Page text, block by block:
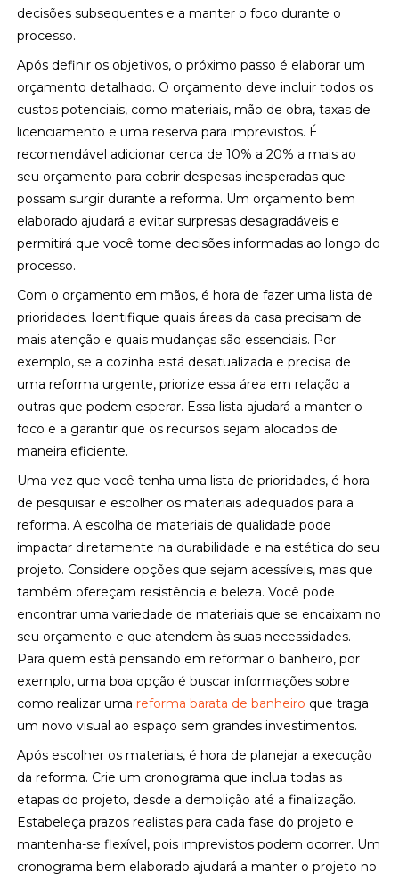
decisões subsequentes e a manter o foco durante o
processo.
Após definir os objetivos, o próximo passo é elaborar um
orçamento detalhado. O orçamento deve incluir todos os
custos potenciais, como materiais, mão de obra, taxas de
licenciamento e uma reserva para imprevistos. É
recomendável adicionar cerca de 10% a 20% a mais ao
seu orçamento para cobrir despesas inesperadas que
possam surgir durante a reforma. Um orçamento bem
elaborado ajudará a evitar surpresas desagradáveis e
permitirá que você tome decisões informadas ao longo do
processo.
Com o orçamento em mãos, é hora de fazer uma lista de
prioridades. Identifique quais áreas da casa precisam de
mais atenção e quais mudanças são essenciais. Por
exemplo, se a cozinha está desatualizada e precisa de
uma reforma urgente, priorize essa área em relação a
outras que podem esperar. Essa lista ajudará a manter o
foco e a garantir que os recursos sejam alocados de
maneira eficiente.
Uma vez que você tenha uma lista de prioridades, é hora
de pesquisar e escolher os materiais adequados para a
reforma. A escolha de materiais de qualidade pode
impactar diretamente na durabilidade e na estética do seu
projeto. Considere opções que sejam acessíveis, mas que
também ofereçam resistência e beleza. Você pode
encontrar uma variedade de materiais que se encaixam no
seu orçamento e que atendem às suas necessidades.
Para quem está pensando em reformar o banheiro, por
exemplo, uma boa opção é buscar informações sobre
como realizar uma reforma barata de banheiro que traga
um novo visual ao espaço sem grandes investimentos.
Após escolher os materiais, é hora de planejar a execução
da reforma. Crie um cronograma que inclua todas as
etapas do projeto, desde a demolição até a finalização.
Estabeleça prazos realistas para cada fase do projeto e
mantenha-se flexível, pois imprevistos podem ocorrer. Um
cronograma bem elaborado ajudará a manter o projeto no